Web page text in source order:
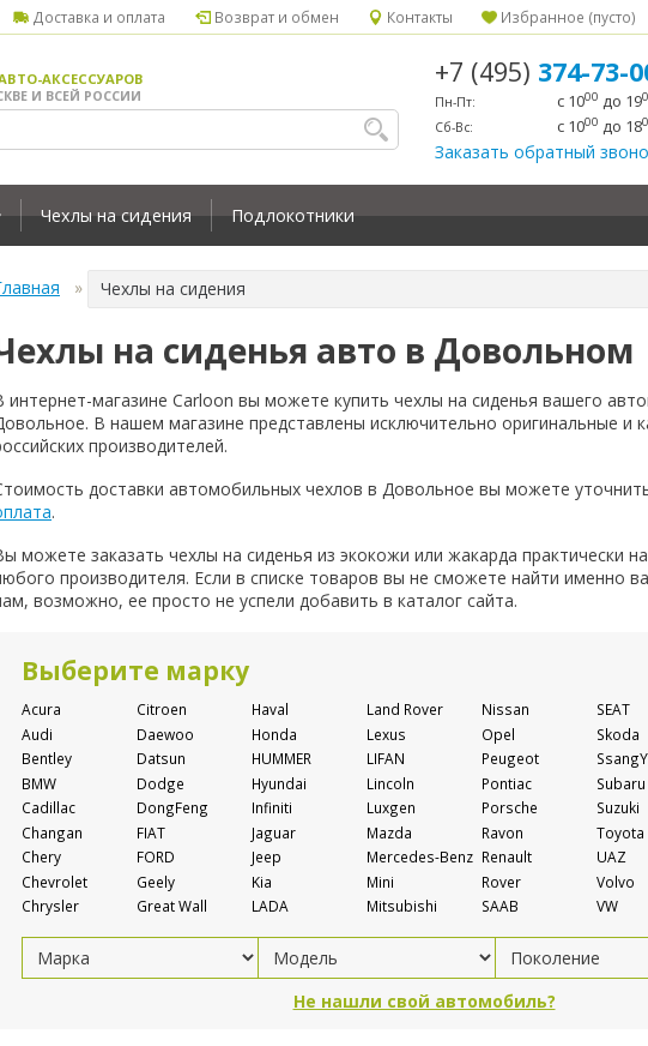
Доставка и оплата Возврат и обмен Контакты Избранное (пусто)
АКСЕССУАРОВ
И ВСЕЙ РОССИИ
+7 (495) 374-73-
Пн-Пт: с 1000 до 19
Сб-Вс: с 1000 до 18
Заказать обратный
Чехлы на сидения Подлокотники
Чехлы на сидения
на сиденья авто в Довольном
интернет-магазине Carloon вы можете купить чехлы на сиденья вашего
В нашем магазине представлены исключительно оригинальные и
производителей.
доставки автомобильных чехлов в Довольное вы можете
.
можете заказать чехлы на сиденья из экокожи или жакарда практически
производителя. Если в списке товаров вы не сможете найти именно
возможно, ее просто не успели добавить в каталог сайта.
Выберите марку
Acura
Audi
Bentley
BMW
Cadillac
Changan
Chery
Chevrolet
Chrysler
Citroen
Daewoo
Datsun
Dodge
DongFeng
FIAT
FORD
Geely
Great Wall
Haval
Honda
HUMMER
Hyundai
Infiniti
Jaguar
Jeep
Kia
LADA
Land Rover
Lexus
LIFAN
Lincoln
Luxgen
Mazda
Mercedes-Benz
Mini
Mitsubishi
Nissan
Opel
Peugeot
Pontiac
Porsche
Ravon
Renault
Rover
SAAB
SEAT
Skoda
Subaru
Suzuki
Toyota
UAZ
Volvo
VW
Не нашли свой автомобиль?